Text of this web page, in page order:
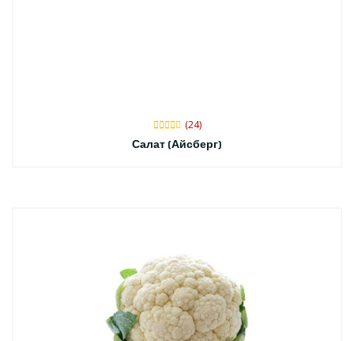
(24)
Салат (Айсберг)